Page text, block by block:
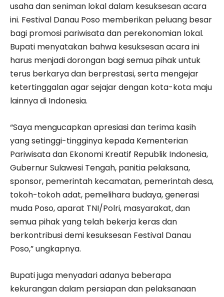
usaha dan seniman lokal dalam kesuksesan acara
ini. Festival Danau Poso memberikan peluang besar
bagi promosi pariwisata dan perekonomian lokal.
Bupati menyatakan bahwa kesuksesan acara ini
harus menjadi dorongan bagi semua pihak untuk
terus berkarya dan berprestasi, serta mengejar
ketertinggalan agar sejajar dengan kota-kota maju
lainnya di Indonesia.
“Saya mengucapkan apresiasi dan terima kasih
yang setinggi-tingginya kepada Kementerian
Pariwisata dan Ekonomi Kreatif Republik Indonesia,
Gubernur Sulawesi Tengah, panitia pelaksana,
sponsor, pemerintah kecamatan, pemerintah desa,
tokoh-tokoh adat, pemelihara budaya, generasi
muda Poso, aparat TNI/Polri, masyarakat, dan
semua pihak yang telah bekerja keras dan
berkontribusi demi kesuksesan Festival Danau
Poso,” ungkapnya.
Bupati juga menyadari adanya beberapa
kekurangan dalam persiapan dan pelaksanaan